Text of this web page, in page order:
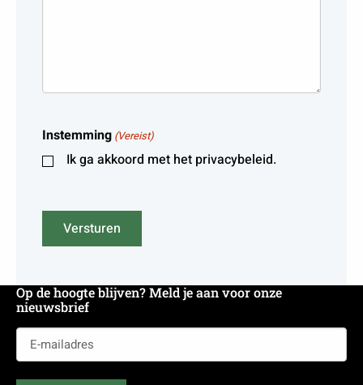
Instemming (Vereist)
Ik ga akkoord met het privacybeleid.
Versturen
Op de hoogte blijven? Meld je aan voor onze
nieuwsbrief
mailadres